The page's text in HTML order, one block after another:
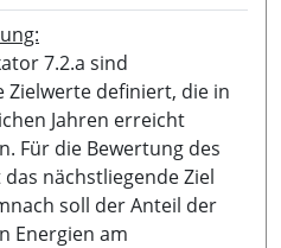
7.2.a sind
Zielwerte definiert, die in
Jahren erreicht
Für die Bewertung des
nächstliegende Ziel
soll der Anteil der
Energien am